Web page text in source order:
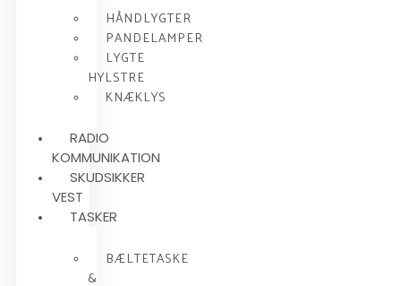
HÅNDLYGTER
PANDELAMPER
LYGTE
HYLSTRE
KNÆKLYS
RADIO
KOMMUNIKATION
SKUDSIKKER
VEST
TASKER
BÆLTETASKE
&